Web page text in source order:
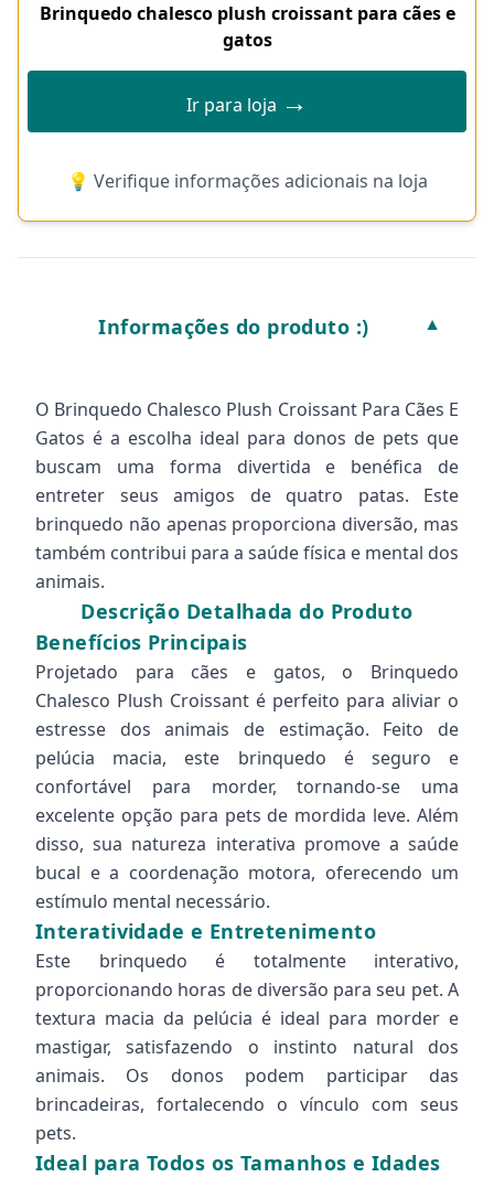
Brinquedo chalesco plush croissant para cães e
gatos
Ir para loja →
💡 Verifique informações adicionais na loja
Informações do produto :) ▼
O Brinquedo Chalesco Plush Croissant Para Cães E
Gatos é a escolha ideal para donos de pets que
buscam uma forma divertida e benéfica de
entreter seus amigos de quatro patas. Este
brinquedo não apenas proporciona diversão, mas
também contribui para a saúde física e mental dos
animais.
Descrição Detalhada do Produto
Benefícios Principais
Projetado para cães e gatos, o Brinquedo
Chalesco Plush Croissant é perfeito para aliviar o
estresse dos animais de estimação. Feito de
pelúcia macia, este brinquedo é seguro e
confortável para morder, tornando-se uma
excelente opção para pets de mordida leve. Além
disso, sua natureza interativa promove a saúde
bucal e a coordenação motora, oferecendo um
estímulo mental necessário.
Interatividade e Entretenimento
Este brinquedo é totalmente interativo,
proporcionando horas de diversão para seu pet. A
textura macia da pelúcia é ideal para morder e
mastigar, satisfazendo o instinto natural dos
animais. Os donos podem participar das
brincadeiras, fortalecendo o vínculo com seus
pets.
Ideal para Todos os Tamanhos e Idades